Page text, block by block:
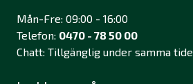
Mån-Fre: 09:00 - 16:00
Telefon: 0470 - 78 50 00
Chatt: Tillgänglig under samma